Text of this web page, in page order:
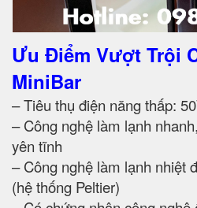
Ưu Điểm Vượt Trội
MiniBar
– Tiêu thụ điện năng thấp:
– Công nghệ làm lạnh
yên tĩnh
– Công nghệ làm lạnh nhiệt
(hệ thống Peltier)